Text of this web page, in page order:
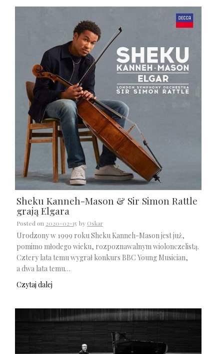
Sheku Kanneh-Mason & Sir Simon Rattle
grają Elgara
Posted on 2020-02-15 by Oskar
Urodzony w 1999 roku Sheku Kanneh-Mason jest już,
pomimo młodego wieku, rozpoznawalnym wiolonczelistą.
Cztery lata temu wygrał konkurs BBC Young Musician,
a dwa lata temu…
Czytaj dalej